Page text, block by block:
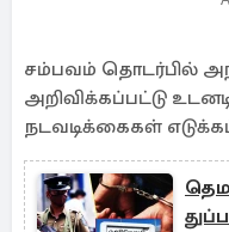
சம்பவம் தொடர்பில்
அறிவிக்கப்பட்டு
நடவடிக்கைகள்